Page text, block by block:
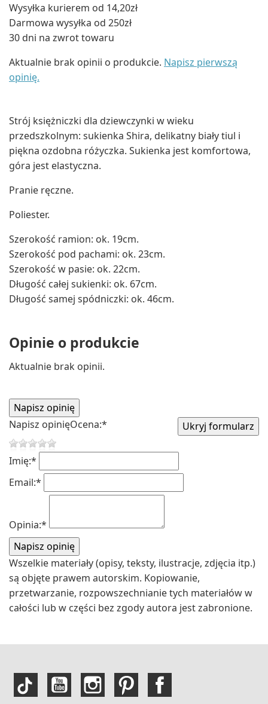
Wysyłka kurierem od 14,20zł
Darmowa wysyłka od 250zł
30 dni na zwrot towaru
Aktualnie brak opinii o produkcie. Napisz pierwszą
opinię.
Strój księżniczki dla dziewczynki w wieku
przedszkolnym: sukienka Shira, delikatny biały tiul i
piękna ozdobna różyczka. Sukienka jest komfortowa,
góra jest elastyczna.
Pranie ręczne.
Poliester.
Szerokość ramion: ok. 19cm.
Szerokość pod pachami: ok. 23cm.
Szerokość w pasie: ok. 22cm.
Długość całej sukienki: ok. 67cm.
Długość samej spódniczki: ok. 46cm.
Opinie o produkcie
Aktualnie brak opinii.
Napisz opinięOcena:*
Imię:*
Email:*
Opinia:*
Wszelkie materiały (opisy, teksty, ilustracje, zdjęcia itp.)
są objęte prawem autorskim. Kopiowanie,
przetwarzanie, rozpowszechnianie tych materiałów w
całości lub w części bez zgody autora jest zabronione.